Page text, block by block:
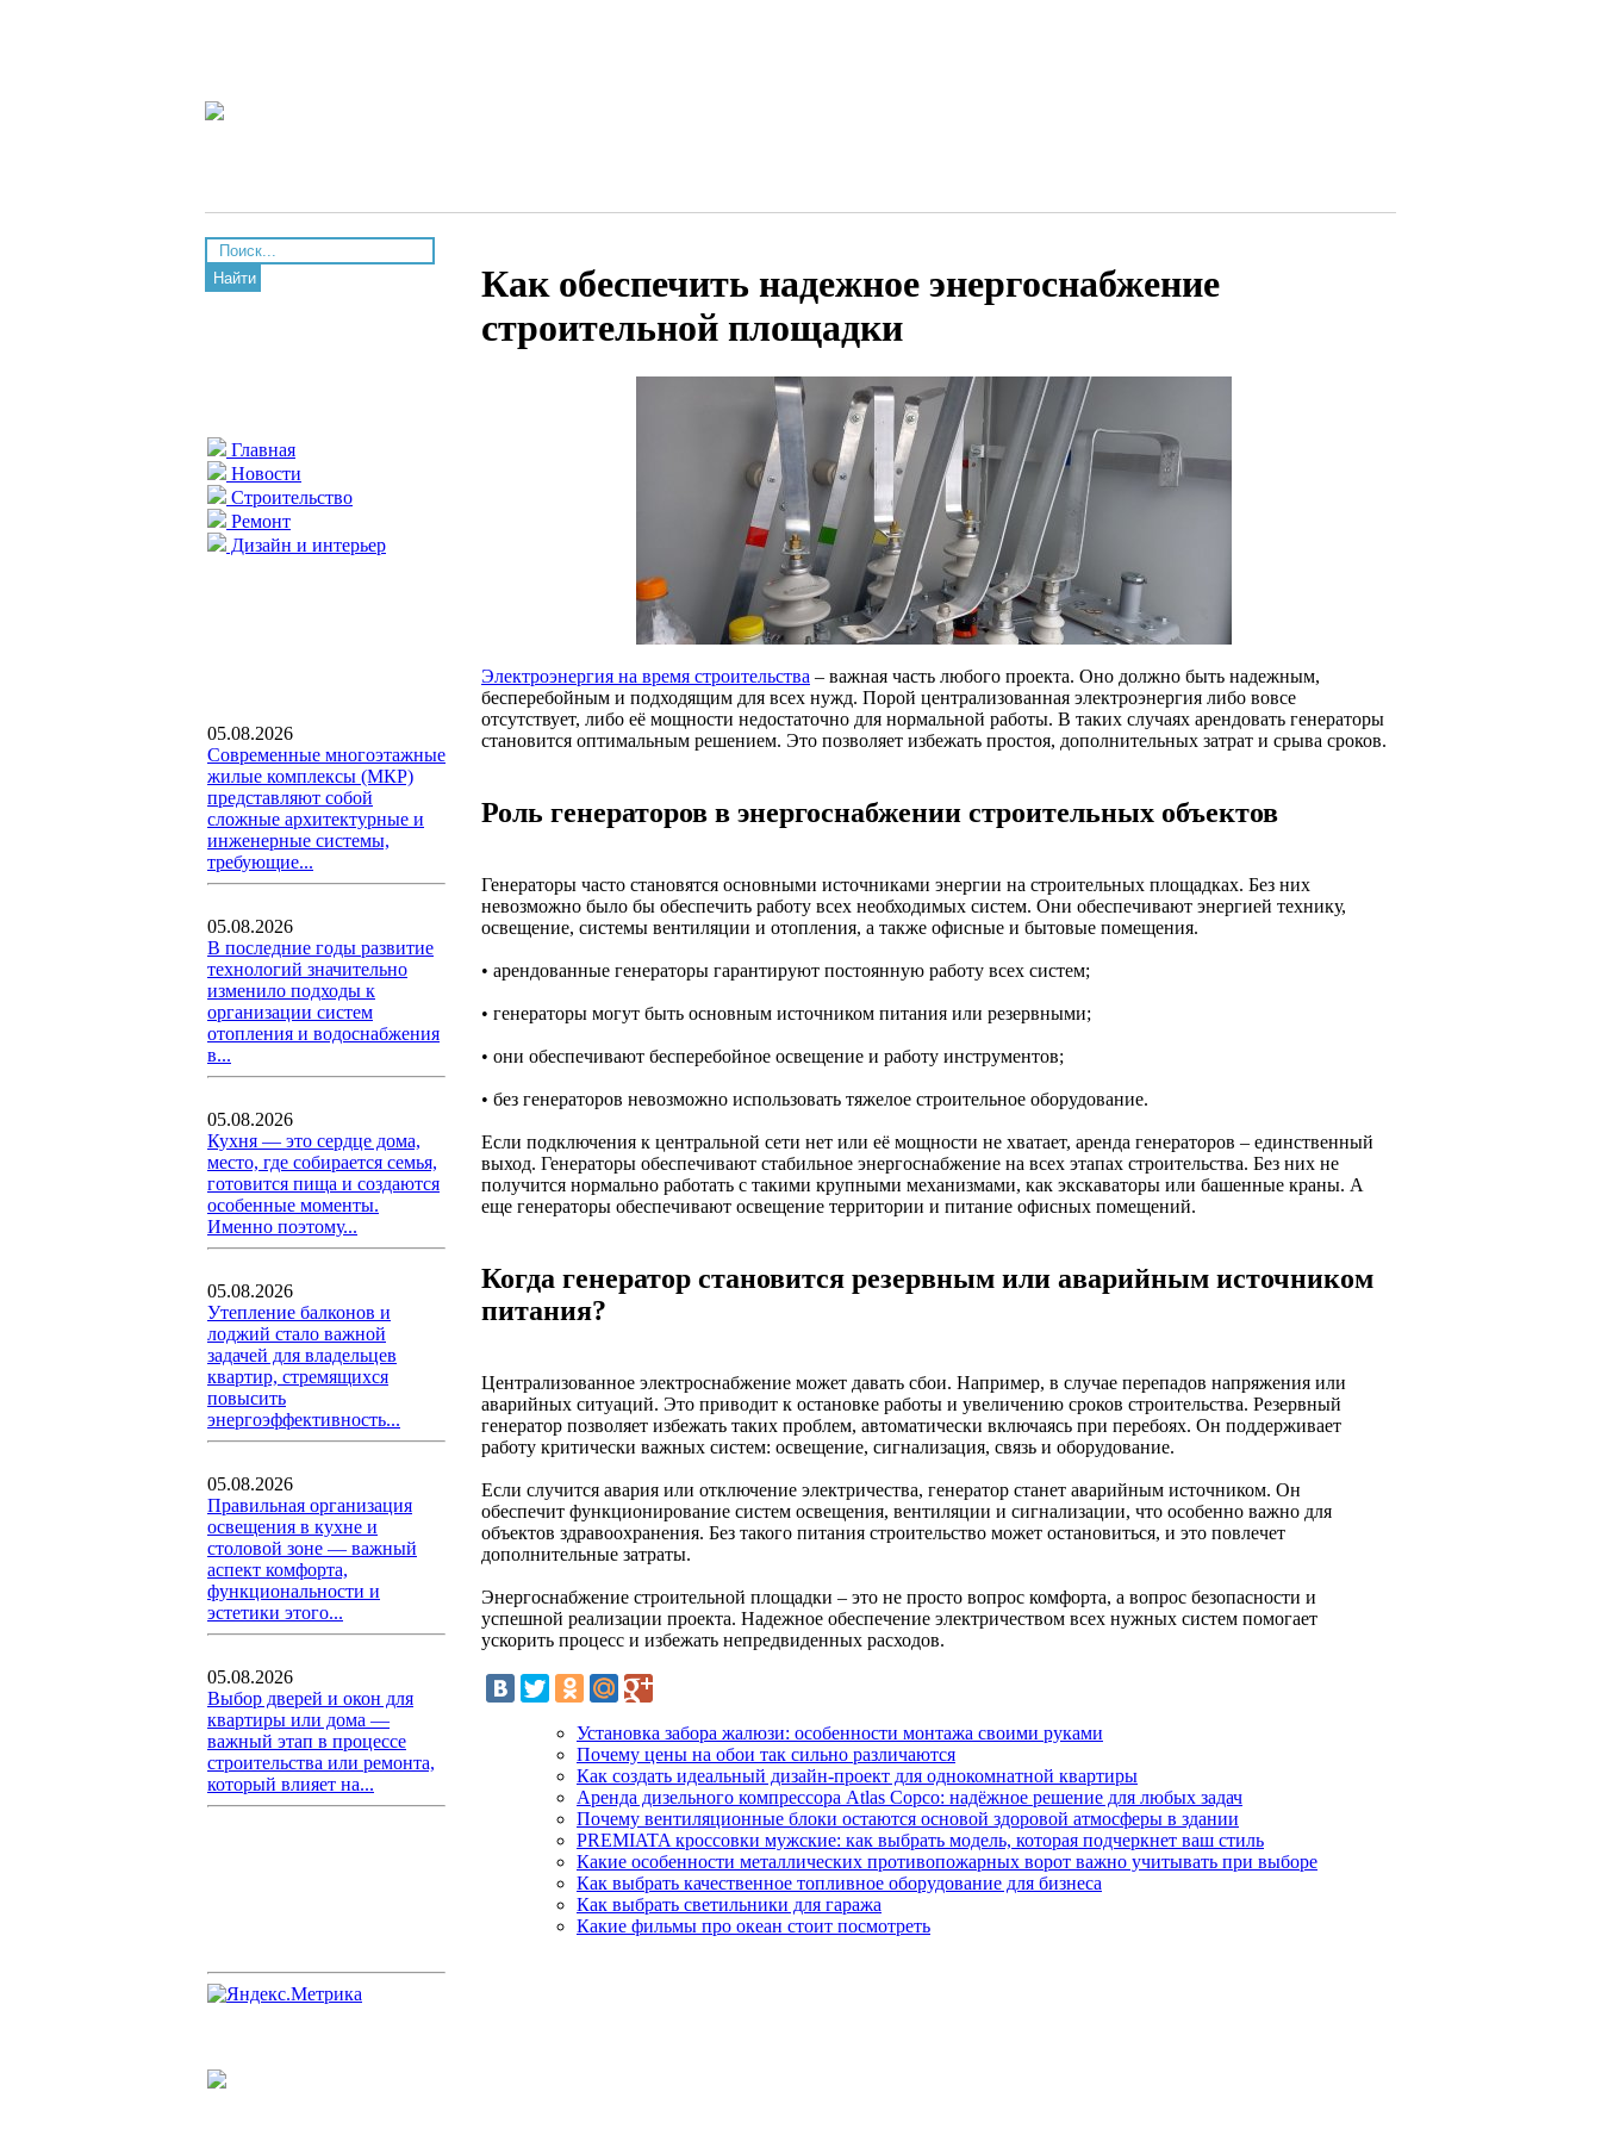
Найти
Главная
Новости
Строительство
Ремонт
Дизайн и интерьер
05.08.2026
Современные многоэтажные
жилые комплексы (МКР)
представляют собой
сложные архитектурные и
инженерные системы,
требующие...
05.08.2026
В последние годы развитие
технологий значительно
изменило подходы к
организации систем
отопления и водоснабжения
в...
05.08.2026
Кухня — это сердце дома,
место, где собирается семья,
готовится пища и создаются
особенные моменты.
Именно поэтому...
05.08.2026
Утепление балконов и
лоджий стало важной
задачей для владельцев
квартир, стремящихся
повысить
энергоэффективность...
05.08.2026
Правильная организация
освещения в кухне и
столовой зоне — важный
аспект комфорта,
функциональности и
эстетики этого...
05.08.2026
Выбор дверей и окон для
квартиры или дома —
важный этап в процессе
строительства или ремонта,
который влияет на...
Как обеспечить надежное энергоснабжение
строительной площадки
Электроэнергия на время строительства – важная часть любого проекта. Оно должно быть надежным,
бесперебойным и подходящим для всех нужд. Порой централизованная электроэнергия либо вовсе
отсутствует, либо её мощности недостаточно для нормальной работы. В таких случаях арендовать генераторы
становится оптимальным решением. Это позволяет избежать простоя, дополнительных затрат и срыва сроков.
Роль генераторов в энергоснабжении строительных объектов
Генераторы часто становятся основными источниками энергии на строительных площадках. Без них
невозможно было бы обеспечить работу всех необходимых систем. Они обеспечивают энергией технику,
освещение, системы вентиляции и отопления, а также офисные и бытовые помещения.
• арендованные генераторы гарантируют постоянную работу всех систем;
• генераторы могут быть основным источником питания или резервными;
• они обеспечивают бесперебойное освещение и работу инструментов;
• без генераторов невозможно использовать тяжелое строительное оборудование.
Если подключения к центральной сети нет или её мощности не хватает, аренда генераторов – единственный
выход. Генераторы обеспечивают стабильное энергоснабжение на всех этапах строительства. Без них не
получится нормально работать с такими крупными механизмами, как экскаваторы или башенные краны. А
еще генераторы обеспечивают освещение территории и питание офисных помещений.
Когда генератор становится резервным или аварийным источником
питания?
Централизованное электроснабжение может давать сбои. Например, в случае перепадов напряжения или
аварийных ситуаций. Это приводит к остановке работы и увеличению сроков строительства. Резервный
генератор позволяет избежать таких проблем, автоматически включаясь при перебоях. Он поддерживает
работу критически важных систем: освещение, сигнализация, связь и оборудование.
Если случится авария или отключение электричества, генератор станет аварийным источником. Он
обеспечит функционирование систем освещения, вентиляции и сигнализации, что особенно важно для
объектов здравоохранения. Без такого питания строительство может остановиться, и это повлечет
дополнительные затраты.
Энергоснабжение строительной площадки – это не просто вопрос комфорта, а вопрос безопасности и
успешной реализации проекта. Надежное обеспечение электричеством всех нужных систем помогает
ускорить процесс и избежать непредвиденных расходов.
Установка забора жалюзи: особенности монтажа своими руками
Почему цены на обои так сильно различаются
Как создать идеальный дизайн-проект для однокомнатной квартиры
Аренда дизельного компрессора Atlas Copco: надёжное решение для любых задач
Почему вентиляционные блоки остаются основой здоровой атмосферы в здании
PREMIATA кроссовки мужские: как выбрать модель, которая подчеркнет ваш стиль
Какие особенности металлических противопожарных ворот важно учитывать при выборе
Как выбрать качественное топливное оборудование для бизнеса
Как выбрать светильники для гаража
Какие фильмы про океан стоит посмотреть